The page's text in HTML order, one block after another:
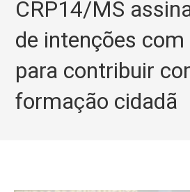
CRP14/MS
de intenções com
para contribuir
formação cidadã